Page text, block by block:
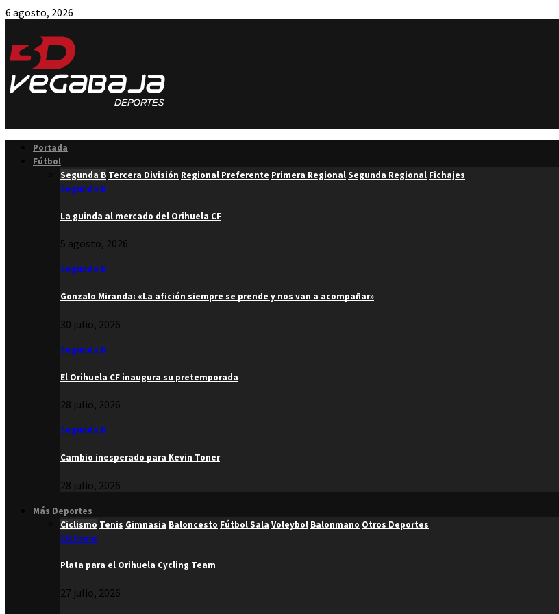
6 agosto, 2026
Portada
Fútbol
Segunda B Tercera División Regional Preferente Primera RegionalSegunda Regional Fichajes
Segunda B
La guinda al mercado del Orihuela CF
5 agosto, 2026
Segunda B
Gonzalo Miranda: «La afición siempre se prende y nos van a acompañar»
30 julio, 2026
Segunda B
El Orihuela CF inaugura su pretemporada
28 julio, 2026
Segunda B
Cambio inesperado para Kevin Toner
28 julio, 2026
Más Deportes
Ciclismo Tenis Gimnasia Baloncesto Fútbol Sala Voleybol Balonmano Otros Deportes
Ciclismo
Plata para el Orihuela Cycling Team
27 julio, 2026